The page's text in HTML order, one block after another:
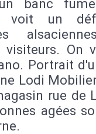
banc
voit un
On
Portrait
Lodi
rue de
agées